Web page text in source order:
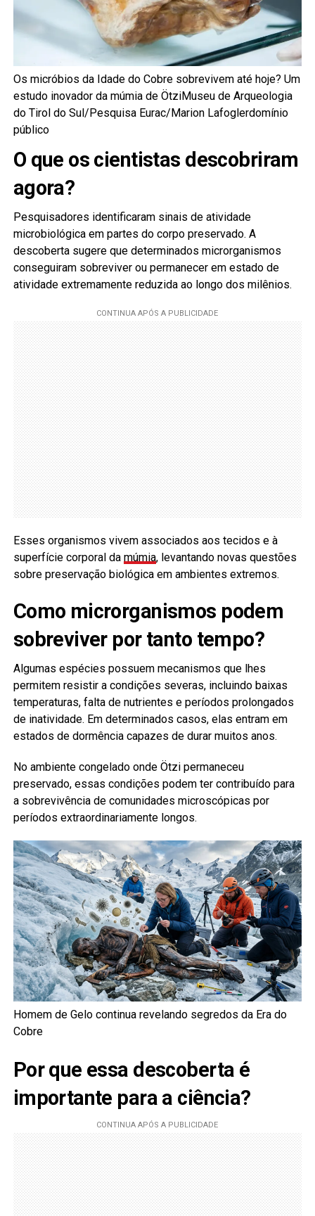
Os micróbios da Idade do Cobre sobrevivem até hoje? Um
estudo inovador da múmia de ÖtziMuseu de Arqueologia
do Tirol do Sul/Pesquisa Eurac/Marion Lafoglerdomínio
público
O que os cientistas descobriram
agora?
Pesquisadores identificaram sinais de atividade
microbiológica em partes do corpo preservado. A
descoberta sugere que determinados microrganismos
conseguiram sobreviver ou permanecer em estado de
atividade extremamente reduzida ao longo dos milênios.
Esses organismos vivem associados aos tecidos e à
superfície corporal da múmia, levantando novas questões
sobre preservação biológica em ambientes extremos.
Como microrganismos podem
sobreviver por tanto tempo?
Algumas espécies possuem mecanismos que lhes
permitem resistir a condições severas, incluindo baixas
temperaturas, falta de nutrientes e períodos prolongados
de inatividade. Em determinados casos, elas entram em
estados de dormência capazes de durar muitos anos.
No ambiente congelado onde Ötzi permaneceu
preservado, essas condições podem ter contribuído para
a sobrevivência de comunidades microscópicas por
períodos extraordinariamente longos.
Homem de Gelo continua revelando segredos da Era do
Cobre
Por que essa descoberta é
importante para a ciência?